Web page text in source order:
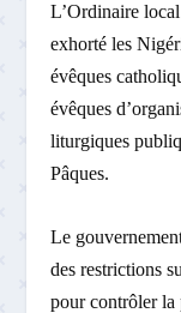
L’Ordinaire
exhorté les
évêques
évêques
liturgiques
Pâques.
Le
des restrictions
pour contrôler la